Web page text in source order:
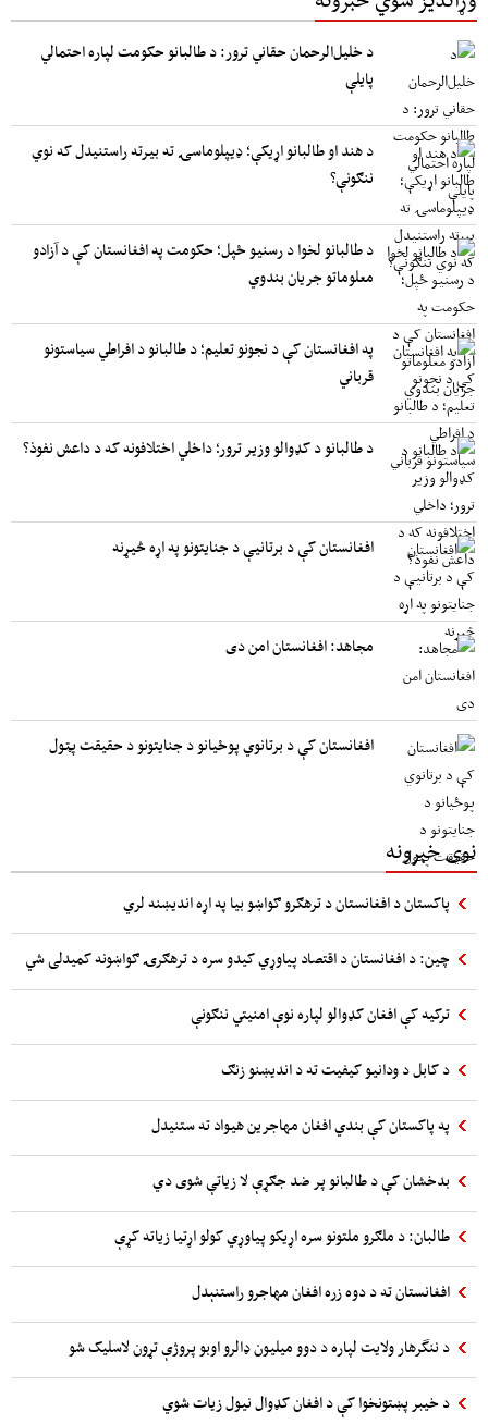
د خلیل‌الرحمان حقاني ترور: د طالبانو حکومت لپاره احتمالي
پایلې
د هند او طالبانو اړیکې؛ ډیپلوماسۍ ته بیرته راستنیدل که نوي
ننګونې؟
د طالبانو لخوا د رسنیو ځپل؛ حکومت په افغانستان کې د آزادو
معلوماتو جریان بندوي
په افغانستان کې د نجونو تعلیم؛ د طالبانو د افراطي سیاستونو
قرباني
د طالبانو د کډوالو وزیر ترور؛ داخلي اختلافونه که د داعش نفوذ؟
افغانستان کې د برتانیې د جنایتونو په اړه څیړنه
مجاهد: افغانستان امن دی
افغانستان کې د برتانوي پوځیانو د جنایتونو د حقیقت پټول
نوی خبرونه
پاکستان د افغانستان د ترهګرو ګواښو بیا په اړه اندیښنه لري
چین: د افغانستان د اقتصاد پیاوړي کیدو سره د ترهګرۍ ګواښونه کمیدلی شي
ترکیه کې افغان کډوالو لپاره نوې امنیتي ننګونې
د کابل د ودانیو کیفیت ته د اندیښنو زنګ
په پاکستان کې بندي افغان مهاجرین هیواد ته ستنیدل
بدخشان کې د طالبانو پر ضد جګړې لا زیاتې شوی دي
طالبان: د ملګرو ملتونو سره اړیکو پیاوړي کولو اړتیا زیاته کړې
افغانستان ته د دوه زره افغان مهاجرو راستنېدل
د ننگرهار ولایت لپاره د دوو میلیون ډالرو اوبو پروژې تړون لاسلیک شو
د خیبر پښتونخوا کې د افغان کډوال نیول زیات شوي